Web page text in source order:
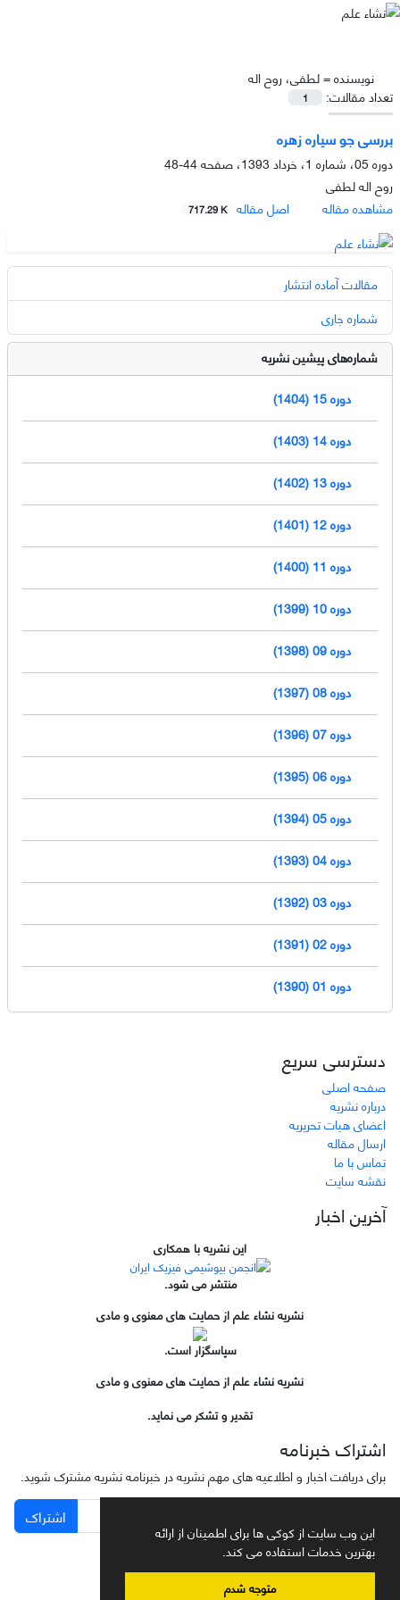
این وب سایت از کوکی ها برای اطمینان از ارائه
بهترین خدمات استفاده می کند.
متوجه شدم
نویسنده =لطفی، روح اله
تعداد مقالات:
1
بررسی جو سیاره زهره
دوره 05، شماره 1، خرداد 1393، صفحه
44-48
روح اله لطفی
مشاهده مقاله
اصل مقاله 717.29 K
مقالات آماده انتشار
شماره جاری
شماره‌های پیشین نشریه
دوره 15 (1404)
دوره 14 (1403)
دوره 13 (1402)
دوره 12 (1401)
دوره 11 (1400)
دوره 10 (1399)
دوره 09 (1398)
دوره 08 (1397)
دوره 07 (1396)
دوره 06 (1395)
دوره 05 (1394)
دوره 04 (1393)
دوره 03 (1392)
دوره 02 (1391)
دوره 01 (1390)
دسترسی سریع
صفحه اصلی
درباره نشریه
اعضای هیات تحریریه
ارسال مقاله
تماس با ما
نقشه سایت
آخرین اخبار
این نشریه با همکاری
منتشر می شود.
نشریه نشاء علم از حمایت های معنوی و مادی
سپاسگزار است.
نشریه نشاء علم از حمایت های معنوی و مادی
تقدیر و تشکر می نماید.
اشتراک خبرنامه
برای دریافت اخبار و اطلاعیه های مهم نشریه در خبرنامه نشریه مشترک شوید.
اشتراک